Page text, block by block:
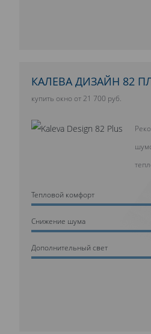
КАЛЕВА ДИЗАЙН 82
купить окно от 21 700 руб.
Тепловой комфорт
Cнижение шума
Дополнительный свет